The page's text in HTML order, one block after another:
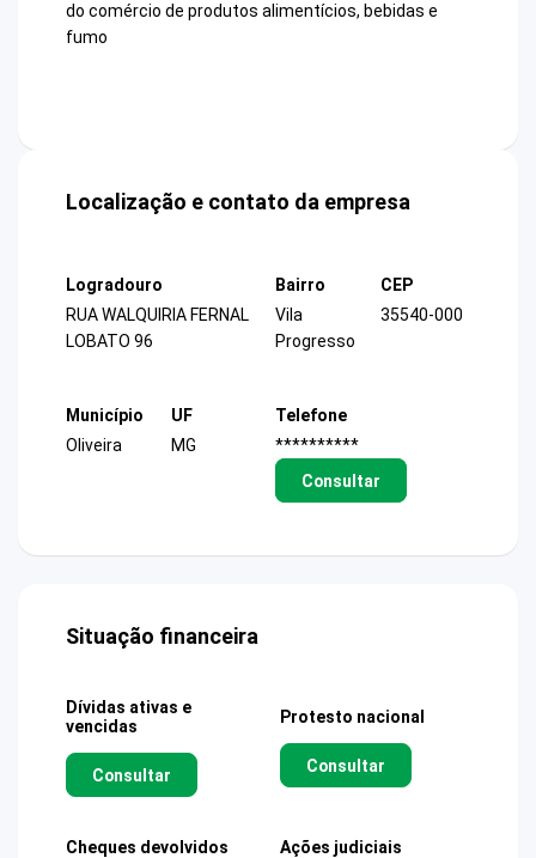
do comércio de produtos alimentícios, bebidas e
fumo
Localização e contato da empresa
Logradouro
RUA WALQUIRIA FERNAL
LOBATO 96
Bairro
Vila
Progresso
CEP
35540-000
Município
Oliveira
UF
MG
Telefone
**********
Consultar
Situação financeira
Dívidas ativas e
vencidas
Consultar
Protesto nacional
Consultar
Cheques devolvidos Ações judiciais